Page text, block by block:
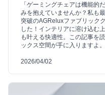
「ゲーミングチェアは機能
みを抱えていませんか？私も
突破のAGReluxファブリック
した！インテリアに溶け込む
も叶える快適性。この記事を
ックス空間が手に入りますよ。
2026/04/02